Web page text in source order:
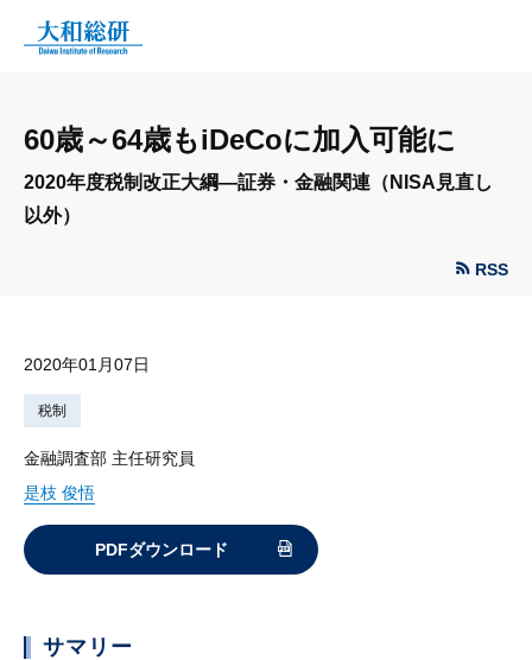
60歳～64歳もiDeCoに加入可能に
2020年度税制改正大綱—証券・金融関連（NISA見直し
以外）
RSS
2020年01月07日
税制
金融調査部 主任研究員
是枝 俊悟
PDFダウンロード
サマリー